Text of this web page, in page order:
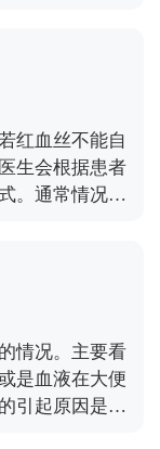
2.如果患者发
况，并且自己
，这很有可能
血的情况，
肺癌。患者最
得了肺癌。4.
导致患者有轻
红血丝不能自
生会根据患者
。通常情况
滴加眼药水，
丝，可能还患
状，患者还可
，患者眼睛出
佳治疗期，导
情况。主要看
是血液在大便
引起原因是不